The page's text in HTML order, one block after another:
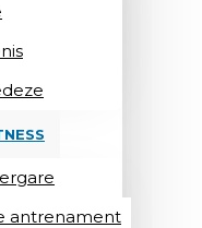
antrenament